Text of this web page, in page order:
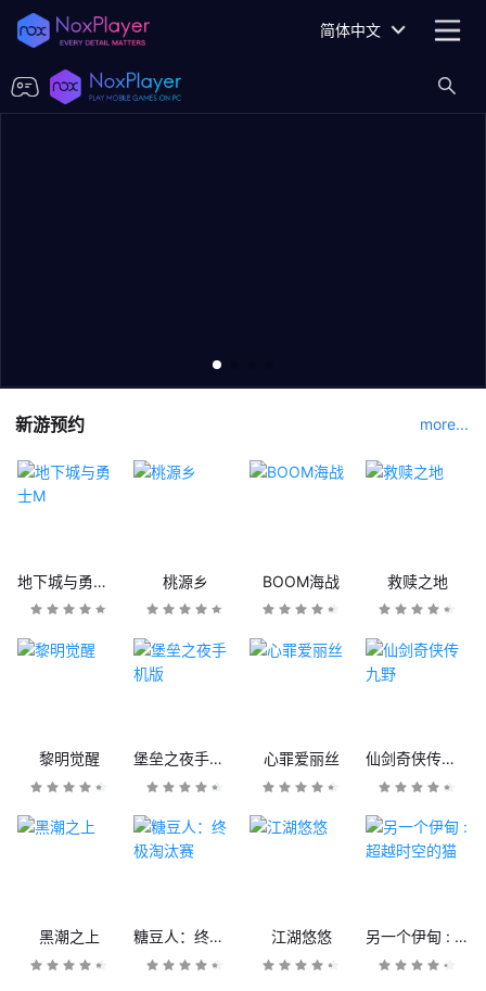
简体中文
新游预约 more...
地下城与勇士M 桃源乡 BOOM海战 救赎之地
黎明觉醒 堡垒之夜手机版 心罪爱丽丝 仙剑奇侠传九野
黑潮之上 糖豆人：终极淘汰赛 江湖悠悠 另一个伊甸 : 超越时空的猫